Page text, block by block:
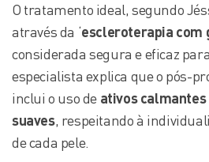
O tratamento ideal, segundo
através da ‘escleroterapia com
considerada segura e eficaz
especialista explica que o pós-
inclui o uso de ativos
suaves, respeitando à
de cada pele.